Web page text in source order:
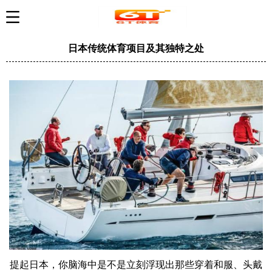
日本传统体育项目及其独特之处
提起日本，你脑海中是不是立刻浮现出那些穿着和服、头戴